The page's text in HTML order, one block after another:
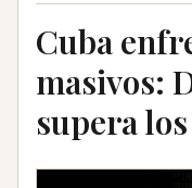
Cuba
masivos:
supera